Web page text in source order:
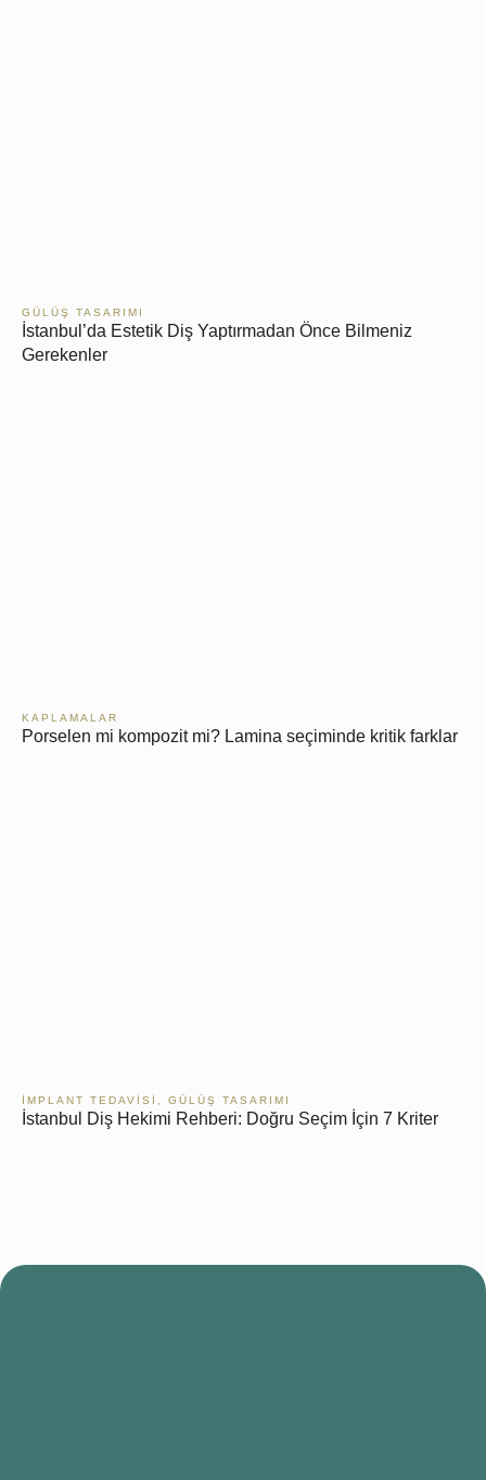
GÜLÜŞ TASARIMI
İstanbul’da Estetik Diş Yaptırmadan Önce Bilmeniz
Gerekenler
KAPLAMALAR
Porselen mi kompozit mi? Lamina seçiminde kritik farklar
İMPLANT TEDAVISI GÜLÜŞ TASARIMI
İstanbul Diş Hekimi Rehberi: Doğru Seçim İçin 7 Kriter